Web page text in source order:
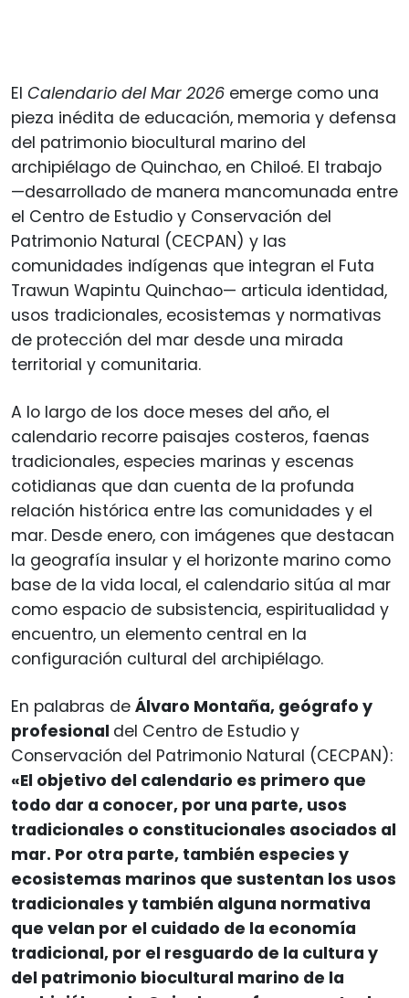
El Calendario del Mar 2026 emerge como una
pieza inédita de educación, memoria y defensa
del patrimonio biocultural marino del
archipiélago de Quinchao, en Chiloé. El trabajo
—desarrollado de manera mancomunada entre
el Centro de Estudio y Conservación del
Patrimonio Natural (CECPAN) y las
comunidades indígenas que integran el Futa
Trawun Wapintu Quinchao— articula identidad,
usos tradicionales, ecosistemas y normativas
de protección del mar desde una mirada
territorial y comunitaria.
A lo largo de los doce meses del año, el
calendario recorre paisajes costeros, faenas
tradicionales, especies marinas y escenas
cotidianas que dan cuenta de la profunda
relación histórica entre las comunidades y el
mar. Desde enero, con imágenes que destacan
la geografía insular y el horizonte marino como
base de la vida local, el calendario sitúa al mar
como espacio de subsistencia, espiritualidad y
encuentro, un elemento central en la
configuración cultural del archipiélago.
En palabras de Álvaro Montaña, geógrafo y
profesional del Centro de Estudio y
Conservación del Patrimonio Natural (CECPAN):
«El objetivo del calendario es primero que
todo dar a conocer, por una parte, usos
tradicionales o constitucionales asociados al
mar. Por otra parte, también especies y
ecosistemas marinos que sustentan los usos
tradicionales y también alguna normativa
que velan por el cuidado de la economía
tradicional, por el resguardo de la cultura y
del patrimonio biocultural marino de la